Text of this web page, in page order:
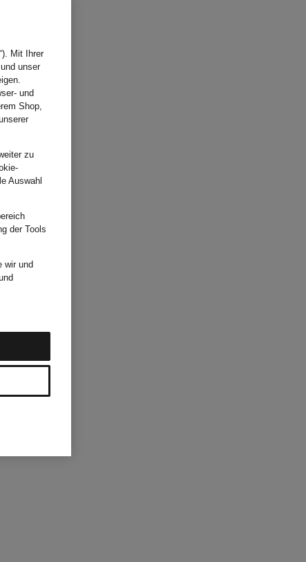
Mit Ihrer
unser
und
Shop,
zu
Auswahl
der Tools
wir und